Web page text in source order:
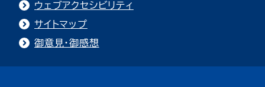
ウェブアクセシビリティ
サイトマップ
御意見・御感想